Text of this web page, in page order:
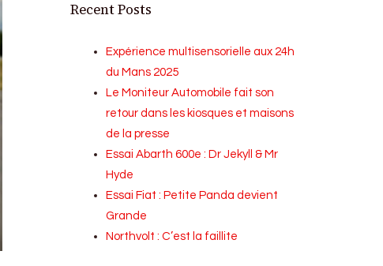
Recent Posts
Expérience multisensorielle aux 24h
du Mans 2025
Le Moniteur Automobile fait son
retour dans les kiosques et maisons
de la presse
Essai Abarth 600e : Dr Jekyll & Mr
Hyde
Essai Fiat : Petite Panda devient
Grande
Northvolt : C’est la faillite